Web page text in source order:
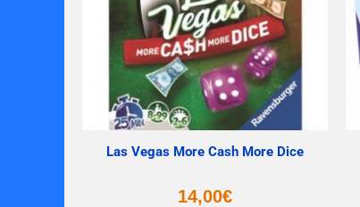
Las Vegas More Cash More Dice
14,00€